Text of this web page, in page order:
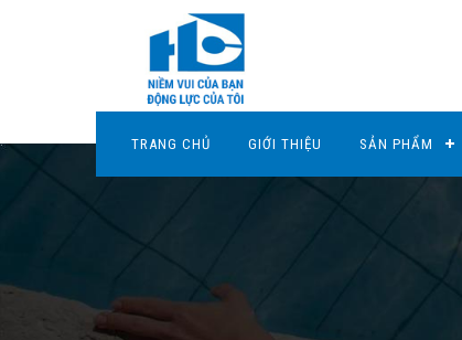
TRANG CHỦ GIỚI THIỆU SẢN PHẨM